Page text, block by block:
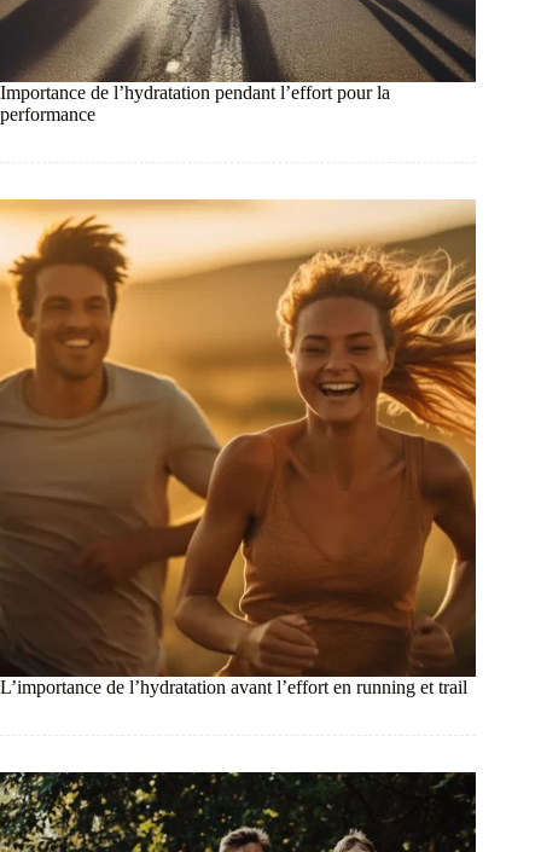
Importance de l’hydratation pendant l’effort pour la
performance
L’importance de l’hydratation avant l’effort en running et trail